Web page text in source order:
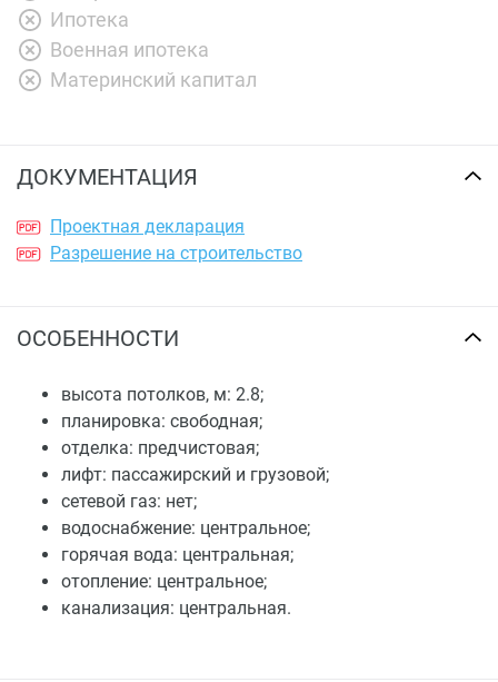
Ипотека
Военная ипотека
Материнский капитал
ДОКУМЕНТАЦИЯ
Проектная декларация
Разрешение на строительство
ОСОБЕННОСТИ
высота потолков, м: 2.8;
планировка: свободная;
отделка: предчистовая;
лифт: пассажирский и грузовой;
сетевой газ: нет;
водоснабжение: центральное;
горячая вода: центральная;
отопление: центральное;
канализация: центральная.